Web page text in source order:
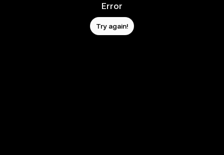
Error
Try again!